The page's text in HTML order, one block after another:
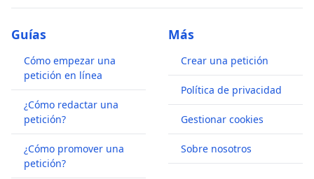
Guías
Cómo empezar una
petición en línea
¿Cómo redactar una
petición?
¿Cómo promover una
petición?
Más
Crear una petición
Política de privacidad
Gestionar cookies
Sobre nosotros